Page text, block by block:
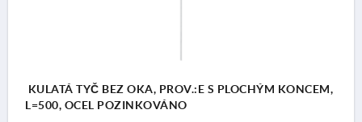
KULATÁ TYČ BEZ OKA, PROV.:E S PLOCHÝM KONCEM,
L=500, OCEL POZINKOVÁNO